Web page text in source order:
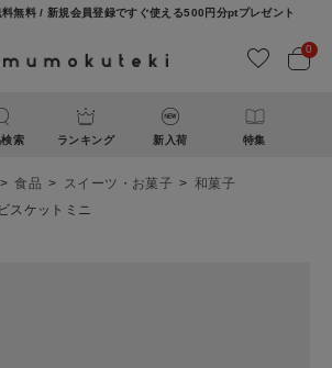
無料 / 新規会員登録ですぐ使える500円分ptプレゼント
0
索 ランキング 新入荷 特集
食品 スイーツ・お菓子
和菓子
スケットミニ